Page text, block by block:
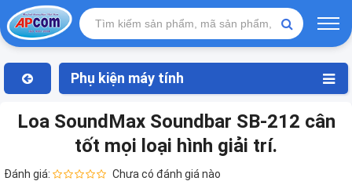
Phụ kiện máy tính
Loa SoundMax Soundbar SB-212 cân
tốt mọi loại hình giải trí.
Đánh giá: Chưa có đánh giá nào